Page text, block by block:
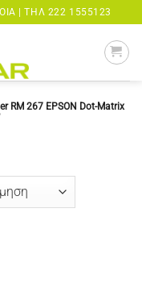
|ΤΗΛ 222 1555123
RM 267 EPSON Dot-Matrix